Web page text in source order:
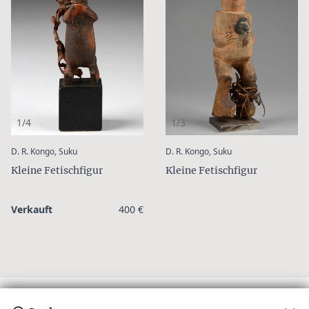
1/4
D. R. Kongo, Suku:
Kleine Fetischfigur
Verkauft 400 €
1/3
D. R. Kongo, Suku:
Kleine Fetischfigur